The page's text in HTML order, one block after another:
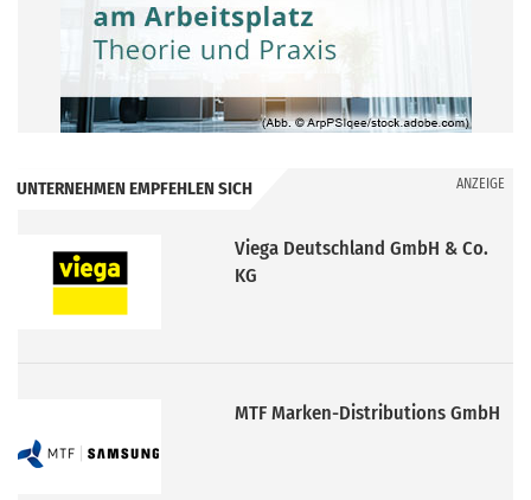
UNTERNEHMEN EMPFEHLEN SICH ANZEIGE
Viega Deutschland GmbH & Co.
KG
MTF Marken-Distributions GmbH